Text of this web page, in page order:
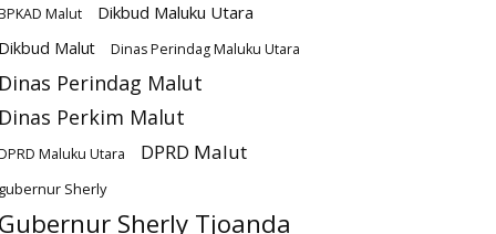
Malut Dikbud Maluku Utara
Malut Dinas Perindag Maluku Utara
Perindag Malut
Perkim Malut
Maluku Utara DPRD Malut
Sherly
Sherly Tjoanda